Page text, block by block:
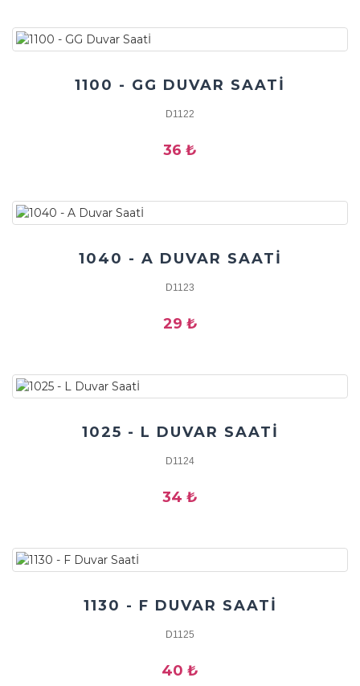
1100 - GG DUVAR SAATİ
D1122
36 ₺
1040 - A DUVAR SAATİ
D1123
29 ₺
1025 - L DUVAR SAATİ
D1124
34 ₺
1130 - F DUVAR SAATİ
D1125
40 ₺